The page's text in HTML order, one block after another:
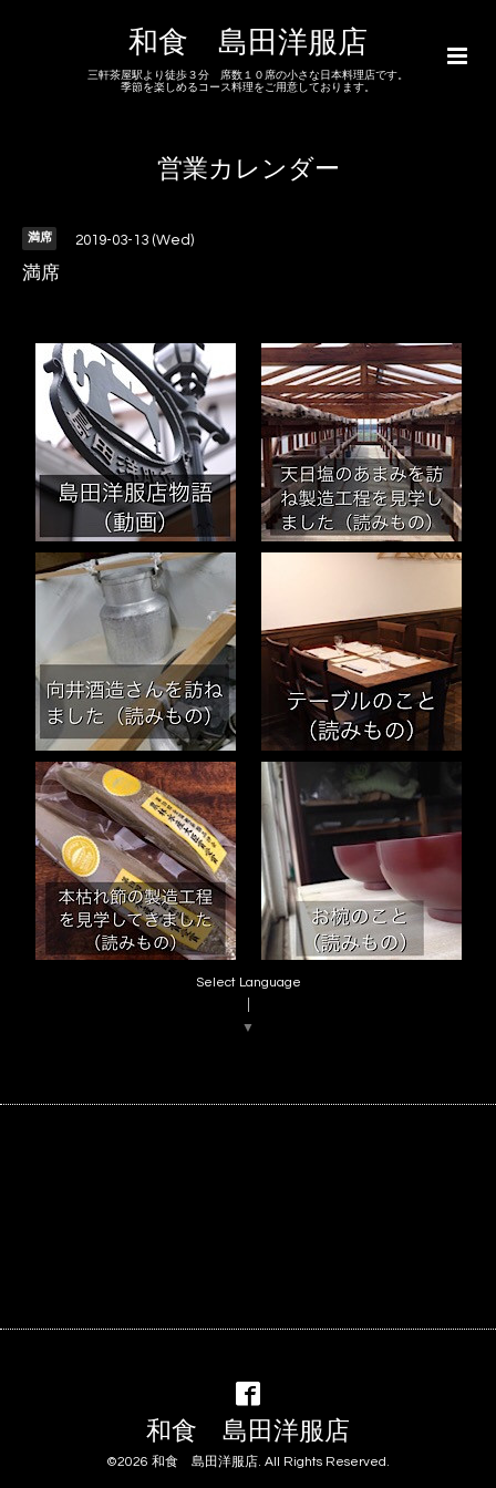
和食 島田洋服店
三軒茶屋駅より徒歩３分 席数１０席の小さな日本料理店です。
季節を楽しめるコース料理をご用意しております。
営業カレンダー
満席 2019-03-13 (Wed)
満席
Select Language
▼
和食 島田洋服店
©2026 和食 島田洋服店. All Rights Reserved.